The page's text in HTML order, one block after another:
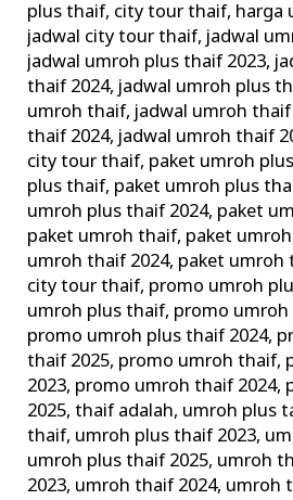
plus thaif, city tour thaif, harga
jadwal city tour thaif, jadwal
jadwal umroh plus thaif 2023,
thaif 2024, jadwal umroh plus
umroh thaif, jadwal umroh thaif
thaif 2024, jadwal umroh thaif
city tour thaif, paket umroh
plus thaif, paket umroh plus
umroh plus thaif 2024, paket
paket umroh thaif, paket
umroh thaif 2024, paket umroh
city tour thaif, promo umroh
umroh plus thaif, promo
promo umroh plus thaif 2024,
thaif 2025, promo umroh thaif,
2023, promo umroh thaif 2024,
2025,thaif adalah, umroh plus
thaif, umroh plus thaif 2023,
umroh plus thaif 2025, umroh
2023, umroh thaif 2024, umroh
Saudi